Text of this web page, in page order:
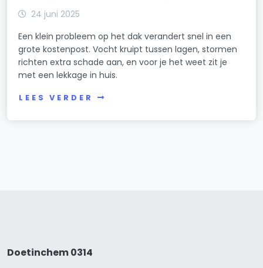
24 juni 2025
Een klein probleem op het dak verandert snel in een
grote kostenpost. Vocht kruipt tussen lagen, stormen
richten extra schade aan, en voor je het weet zit je
met een lekkage in huis.
LEES VERDER
Doetinchem 0314